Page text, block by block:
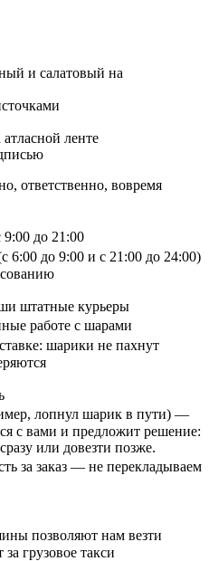
и салатовый на
ленте
ответственно, вовремя
до 21:00
6:00 до 9:00 и с 21:00 до 24:00)
штатные курьеры
работе с шарами
шарики не пахнут
лопнул шарик в пути) —
с вами и предложит решение:
или довезти позже.
за заказ — не перекладываем
позволяют нам везти
грузовое такси